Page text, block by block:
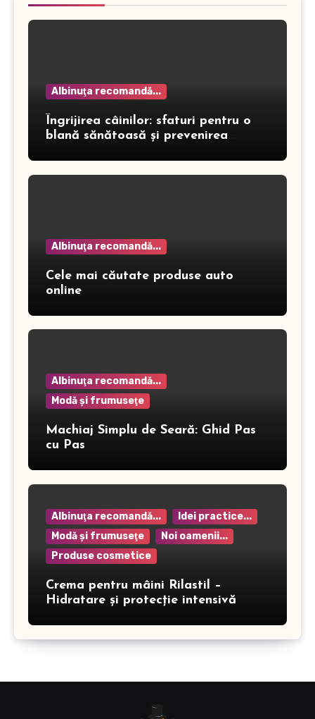
Albinuţa recomandă...
Îngrijirea câinilor: sfaturi pentru o
blană sănătoasă și prevenirea
Albinuţa recomandă...
Cele mai căutate produse auto
online
Albinuţa recomandă...
Modă şi frumuseţe
Machiaj Simplu de Seară: Ghid Pas
cu Pas
Albinuţa recomandă...
Idei practice...
Modă şi frumuseţe
Noi oamenii...
Produse cosmetice
Crema pentru mâini Rilastil –
Hidratare și protecție intensivă